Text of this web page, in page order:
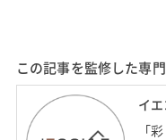
この記事を監修した専
イ
「